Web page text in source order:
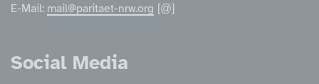
E-Mail: mail@paritaet-nrw.org
Social Media